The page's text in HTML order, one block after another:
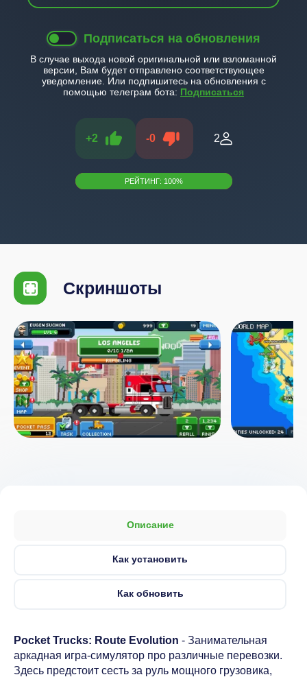
Подписаться на обновления
В случае выхода новой оригинальной или взломанной
версии, Вам будет отправлено соответствующее
уведомление. Или подпишитесь на обновления с
помощью телеграм бота: Подписаться
+2 -0 2
РЕЙТИНГ: 100%
Скриншоты
Описание
Как установить
Как обновить
Pocket Trucks: Route Evolution - Занимательная
аркадная игра-симулятор про различные перевозки.
Здесь предстоит сесть за руль мощного грузовика,